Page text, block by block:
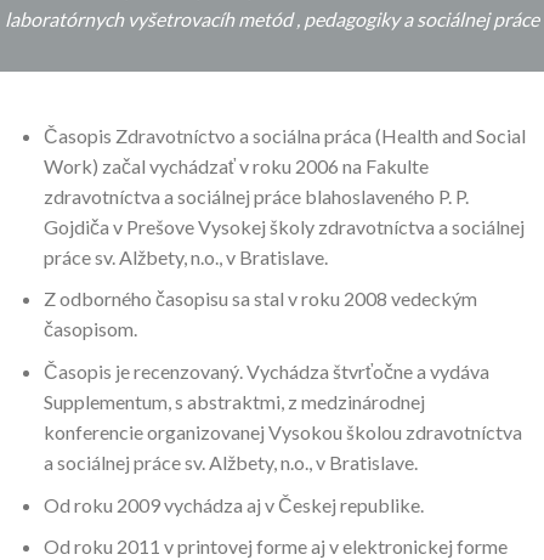
laboratórnych vyšetrovacíh metód , pedagogiky a sociálnej práce
Časopis Zdravotníctvo a sociálna práca (Health and Social
Work) začal vychádzať v roku 2006 na Fakulte
zdravotníctva a sociálnej práce blahoslaveného P. P.
Gojdiča v Prešove Vysokej školy zdravotníctva a sociálnej
práce sv. Alžbety, n.o., v Bratislave.
Z odborného časopisu sa stal v roku 2008 vedeckým
časopisom.
Časopis je recenzovaný. Vychádza štvrťočne a vydáva
Supplementum, s abstraktmi, z medzinárodnej
konferencie organizovanej Vysokou školou zdravotníctva
a sociálnej práce sv. Alžbety, n.o., v Bratislave.
Od roku 2009 vychádza aj v Českej republike.
Od roku 2011 v printovej forme aj v elektronickej forme